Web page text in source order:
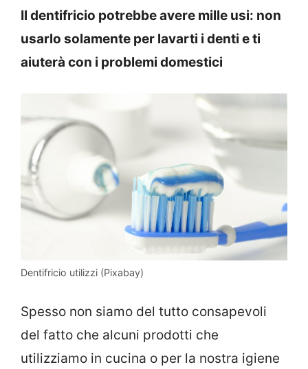
Il dentifricio potrebbe avere mille usi: non
usarlo solamente per lavarti i denti e ti
aiuterà con i problemi domestici
Dentifricio utilizzi (Pixabay)
Spesso non siamo del tutto consapevoli
del fatto che alcuni prodotti che
utilizziamo in cucina o per la nostra igiene